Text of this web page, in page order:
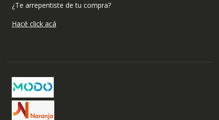
¿Te arrepentiste de tu compra?
Hacé click acá